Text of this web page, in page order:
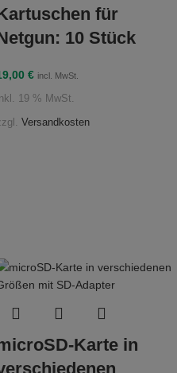
für
10 Stück
€ incl. MwSt.
19 % MwSt.
Versandkosten
Karte in